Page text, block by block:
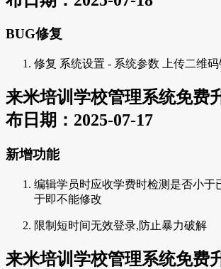
BUG修复
修复 系统设置 - 系统参数 上传二维
来米培训学校管理系统免费
布日期：2025-07-17
新增功能
编辑学员时应收学费时检测是否小于
于即不能修改
限制短时间无效登录,防止暴力破解
来米培训学校管理系统免费